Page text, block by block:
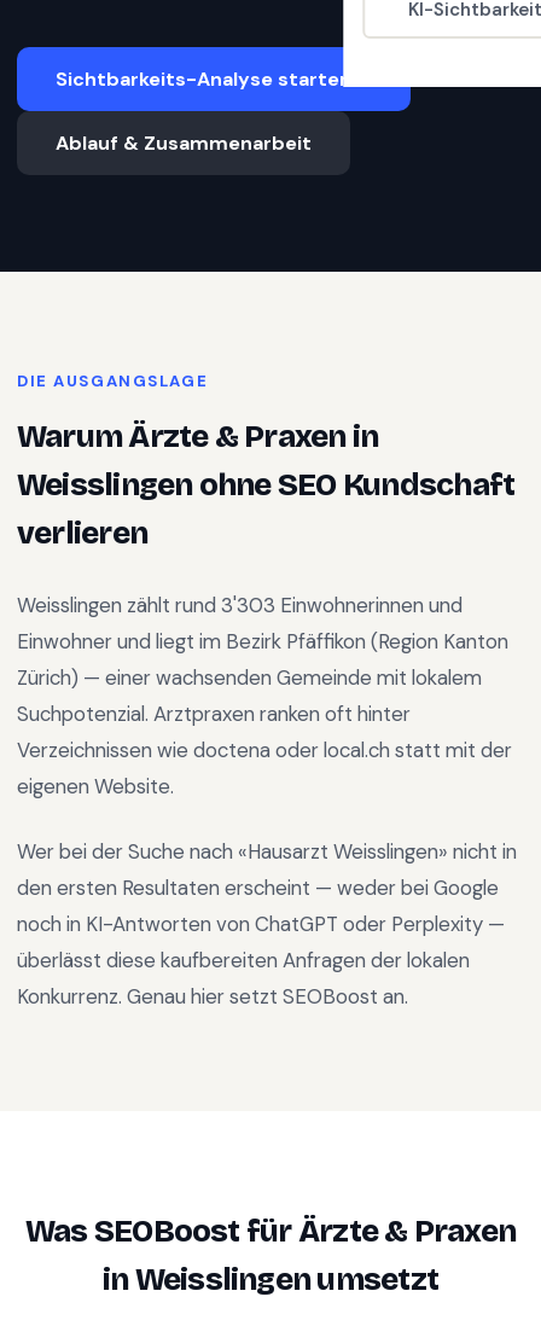
KI-
Sichtbarkeits-Analyse starten
Ablauf & Zusammenarbeit
DIE AUSGANGSLAGE
WarumÄrzte & Praxenin
Weisslingenohne SEO Kundschaft
verlieren
Weisslingen zählt rund 3'303 Einwohnerinnen und
Einwohner und liegt im Bezirk Pfäffikon (Region Kanton
Zürich) — einer wachsenden Gemeinde mit lokalem
Suchpotenzial. Arztpraxen ranken oft hinter
Verzeichnissen wie doctena oder local.ch statt mit der
eigenen Website.
Wer bei der Suche nach «Hausarzt Weisslingen» nicht in
den ersten Resultaten erscheint — weder bei Google
noch in KI-Antworten von ChatGPT oder Perplexity —
überlässt diese kaufbereiten Anfragen der lokalen
Konkurrenz. Genau hier setzt SEOBoost an.
Was SEOBoost fürÄrzte & Praxen
inWeisslingenumsetzt